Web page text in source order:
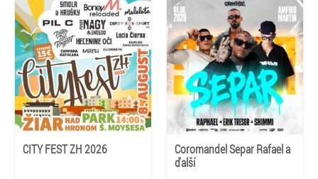
CITY FEST ZH 2026
Coromandel Separ Rafael a
ďalší